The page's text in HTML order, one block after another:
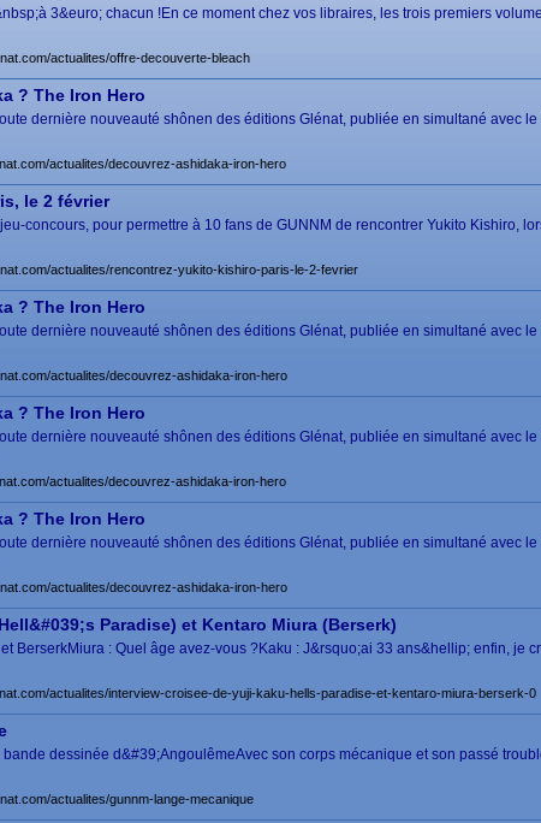
3&euro; chacun !En ce moment chez vos libraires, les trois premiers
actualites/offre-decouverte-bleach
? The Iron Hero
dernière nouveauté shônen des éditions Glénat, publiée en simultané avec
actualites/decouvrez-ashidaka-iron-hero
le 2 février
concours, pour permettre à 10 fans de GUNNM de rencontrer Yukito Kishiro,
actualites/rencontrez-yukito-kishiro-paris-le-2-fevrier
? The Iron Hero
dernière nouveauté shônen des éditions Glénat, publiée en simultané avec
actualites/decouvrez-ashidaka-iron-hero
? The Iron Hero
dernière nouveauté shônen des éditions Glénat, publiée en simultané avec
actualites/decouvrez-ashidaka-iron-hero
? The Iron Hero
dernière nouveauté shônen des éditions Glénat, publiée en simultané avec
actualites/decouvrez-ashidaka-iron-hero
Paradise) et Kentaro Miura (Berserk)
BerserkMiura : Quel âge avez-vous ?Kaku : J&rsquo;ai 33 ans&hellip; enfin, je
actualites/interview-croisee-de-yuji-kaku-hells-paradise-et-kentaro-miura-berserk-0
dessinée d&#39;AngoulêmeAvec son corps mécanique et son passé
actualites/gunnm-lange-mecanique